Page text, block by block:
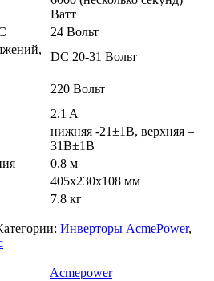
Ватт
24 Вольт
DC 20-31 Вольт
220 Вольт
2.1 A
нижняя -21±1В, верхняя –
31В±1В
0.8 м
405х230х108 мм
7.8 кг
Инверторы AcmePower,
Acmepower